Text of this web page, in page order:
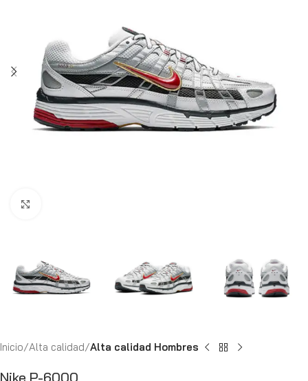
Inicio Alta calidad Alta calidad Hombres
Nike P-6000